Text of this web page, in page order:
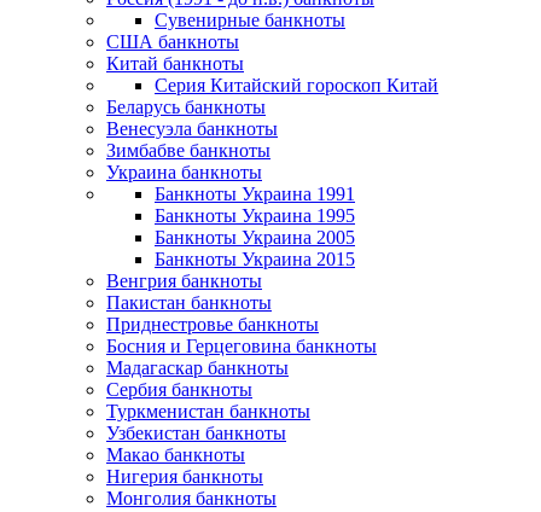
Сувенирные банкноты
США банкноты
Китай банкноты
Серия Китайский гороскоп Китай
Беларусь банкноты
Венесуэла банкноты
Зимбабве банкноты
Украина банкноты
Банкноты Украина 1991
Банкноты Украина 1995
Банкноты Украина 2005
Банкноты Украина 2015
Венгрия банкноты
Пакистан банкноты
Приднестровье банкноты
Босния и Герцеговина банкноты
Мадагаскар банкноты
Сербия банкноты
Туркменистан банкноты
Узбекистан банкноты
Макао банкноты
Нигерия банкноты
Монголия банкноты